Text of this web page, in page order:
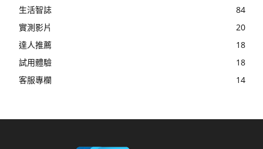
生活智誌
84
實測影片
20
達人推薦
18
試用體驗
18
客服專欄
14